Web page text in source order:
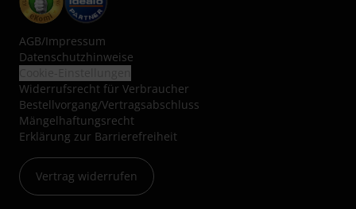
AGB/Impressum
Datenschutzhinweise
Widerrufsrecht für Verbraucher
Bestellvorgang/Vertragsabschluss
Mängelhaftungsrecht
Erklärung zur Barrierefreiheit
Vertrag widerrufen